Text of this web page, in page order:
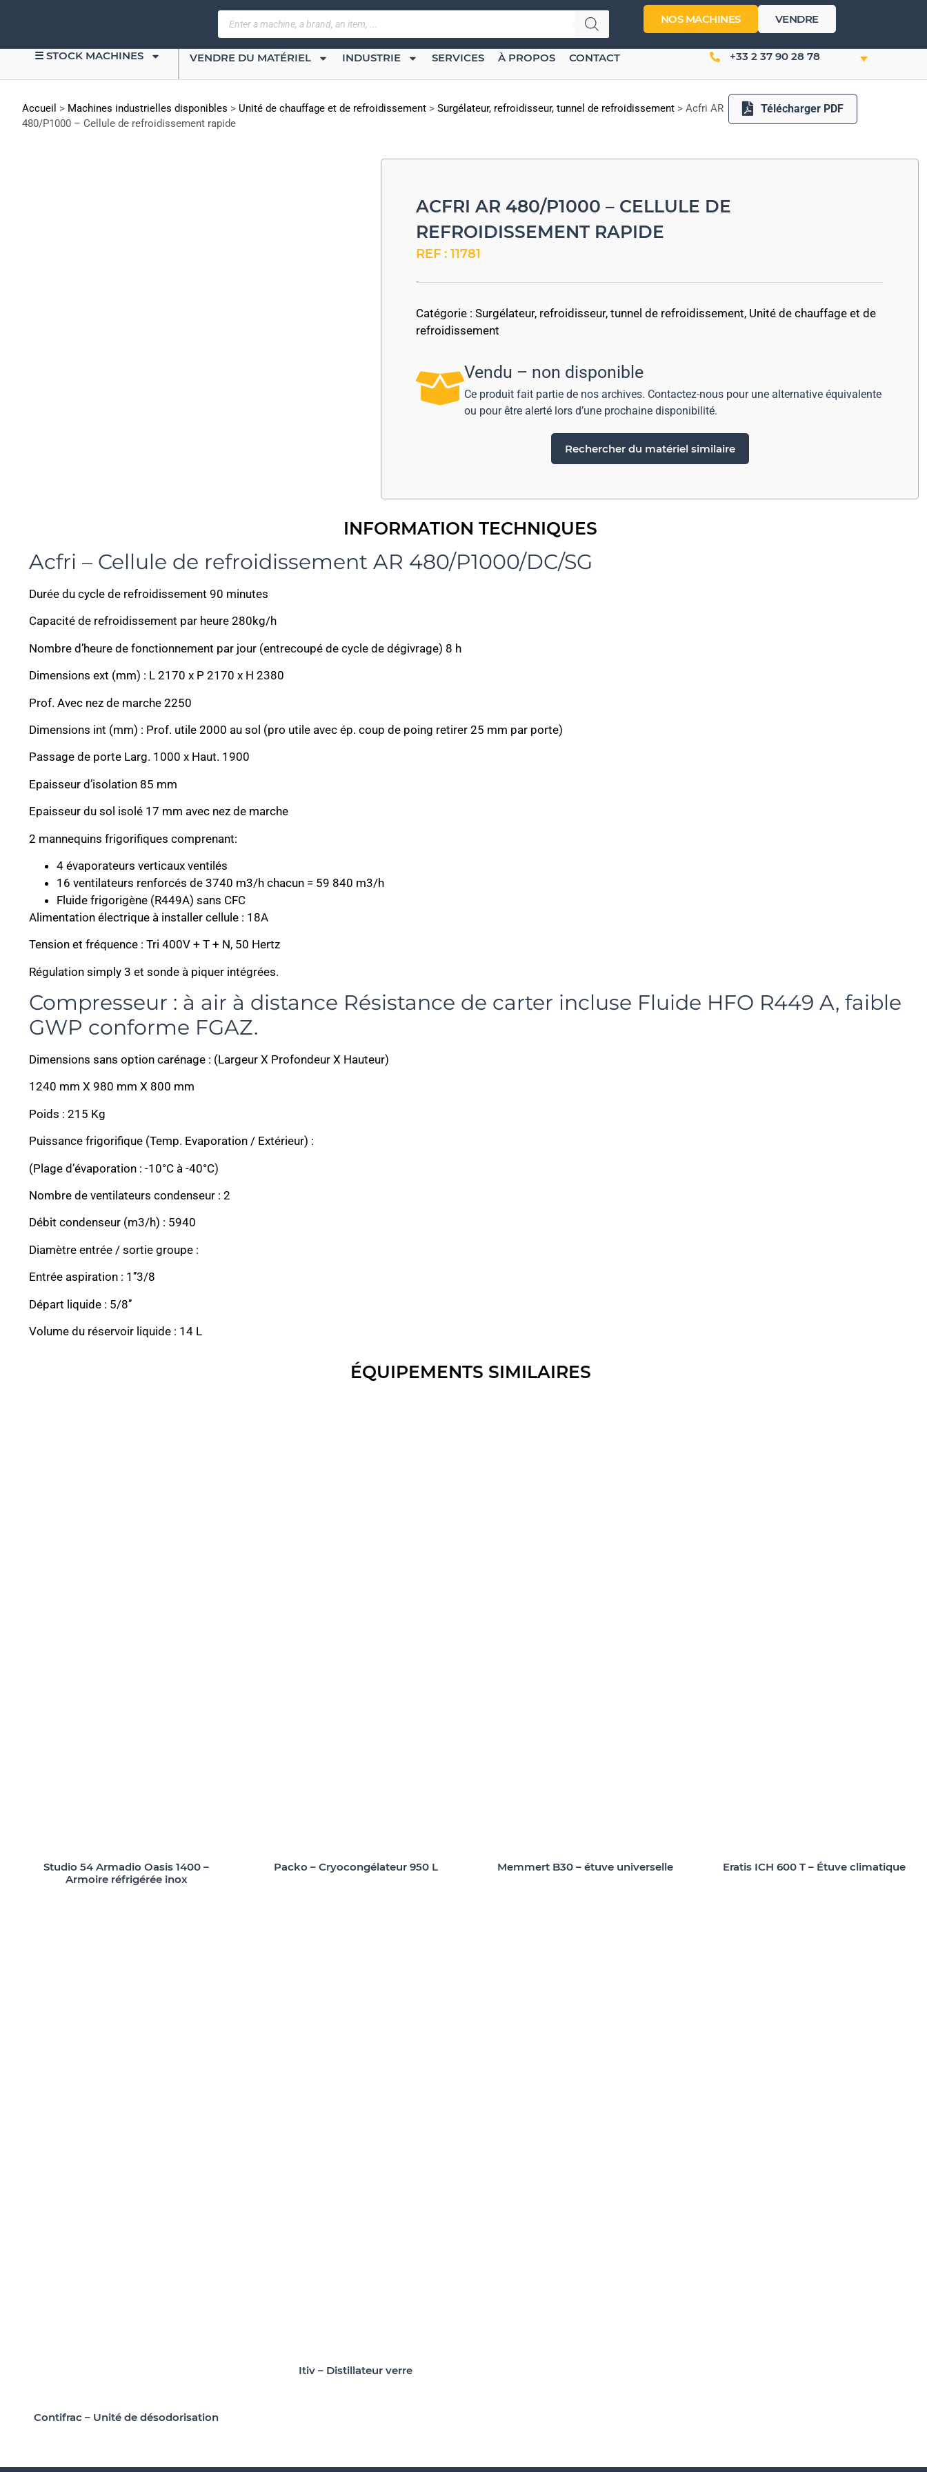
NOS MACHINES VENDRE
☰ STOCK MACHINES VENDRE DU MATÉRIEL INDUSTRIE SERVICES À PROPOS CONTACT +33 2 37 90 28 78
Accueil > Machines industrielles disponibles > Unité de chauffage et de refroidissement > Surgélateur, refroidisseur, tunnel de refroidissement > Acfri AR
480/P1000 – Cellule de refroidissement rapide
Télécharger PDF
ACFRI AR 480/P1000 – CELLULE DE
REFROIDISSEMENT RAPIDE
REF : 11781
-
Catégorie : Surgélateur, refroidisseur, tunnel de refroidissement, Unité de chauffage et de
refroidissement
Vendu – non disponible
Ce produit fait partie de nos archives. Contactez-nous pour une alternative équivalente
ou pour être alerté lors d’une prochaine disponibilité.
Rechercher du matériel similaire
INFORMATION TECHNIQUES
Acfri – Cellule de refroidissement AR 480/P1000/DC/SG
Durée du cycle de refroidissement 90 minutes
Capacité de refroidissement par heure 280kg/h
Nombre d’heure de fonctionnement par jour (entrecoupé de cycle de dégivrage) 8 h
Dimensions ext (mm) : L 2170 x P 2170 x H 2380
Prof. Avec nez de marche 2250
Dimensions int (mm) : Prof. utile 2000 au sol (pro utile avec ép. coup de poing retirer 25 mm par porte)
Passage de porte Larg. 1000 x Haut. 1900
Epaisseur d’isolation 85 mm
Epaisseur du sol isolé 17 mm avec nez de marche
2 mannequins frigorifiques comprenant:
4 évaporateurs verticaux ventilés
16 ventilateurs renforcés de 3740 m3/h chacun = 59 840 m3/h
Fluide frigorigène (R449A) sans CFC
Alimentation électrique à installer cellule : 18A
Tension et fréquence : Tri 400V + T + N, 50 Hertz
Régulation simply 3 et sonde à piquer intégrées.
Compresseur : à air à distance Résistance de carter incluse Fluide HFO R449 A, faible
GWP conforme FGAZ.
Dimensions sans option carénage : (Largeur X Profondeur X Hauteur)
1240 mm X 980 mm X 800 mm
Poids : 215 Kg
Puissance frigorifique (Temp. Evaporation / Extérieur) :
(Plage d’évaporation : -10°C à -40°C)
Nombre de ventilateurs condenseur : 2
Débit condenseur (m3/h) : 5940
Diamètre entrée / sortie groupe :
Entrée aspiration : 1’’3/8
Départ liquide : 5/8’’
Volume du réservoir liquide : 14 L
ÉQUIPEMENTS SIMILAIRES
Studio 54 Armadio Oasis 1400 –
Armoire réfrigérée inox
Packo – Cryocongélateur 950 L Memmert B30 – étuve universelle Eratis ICH 600 T – Étuve climatique
Contifrac – Unité de désodorisation
Itiv – Distillateur verre